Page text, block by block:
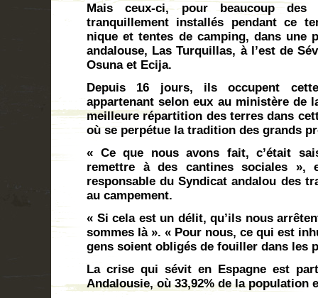
Mais ceux-ci, pour beaucoup des
tranquillement installés pendant ce
nique et tentes de camping, dans une
andalouse, Las Turquillas, à l’est de
Osuna et Ecija.
Depuis 16 jours, ils occupent
appartenant selon eux au ministère de
meilleure répartition des terres dans
où se perpétue la tradition des grands
« Ce que nous avons fait, c’était
remettre à des cantines sociales »,
responsable du Syndicat andalou des
au campement.
« Si cela est un délit, qu’ils nous
sommes là ». « Pour nous, ce qui est
gens soient obligés de fouiller dans les
La crise qui sévit en Espagne est
Andalousie, où 33,92% de la population